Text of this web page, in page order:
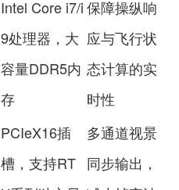
Intel Core i7/i
9处理器，大
容量DDR5内
存
保障操纵响
应与飞行状
态计算的实
时性
PCIeX16插
槽，支持RT
多通道视景
同步输出，